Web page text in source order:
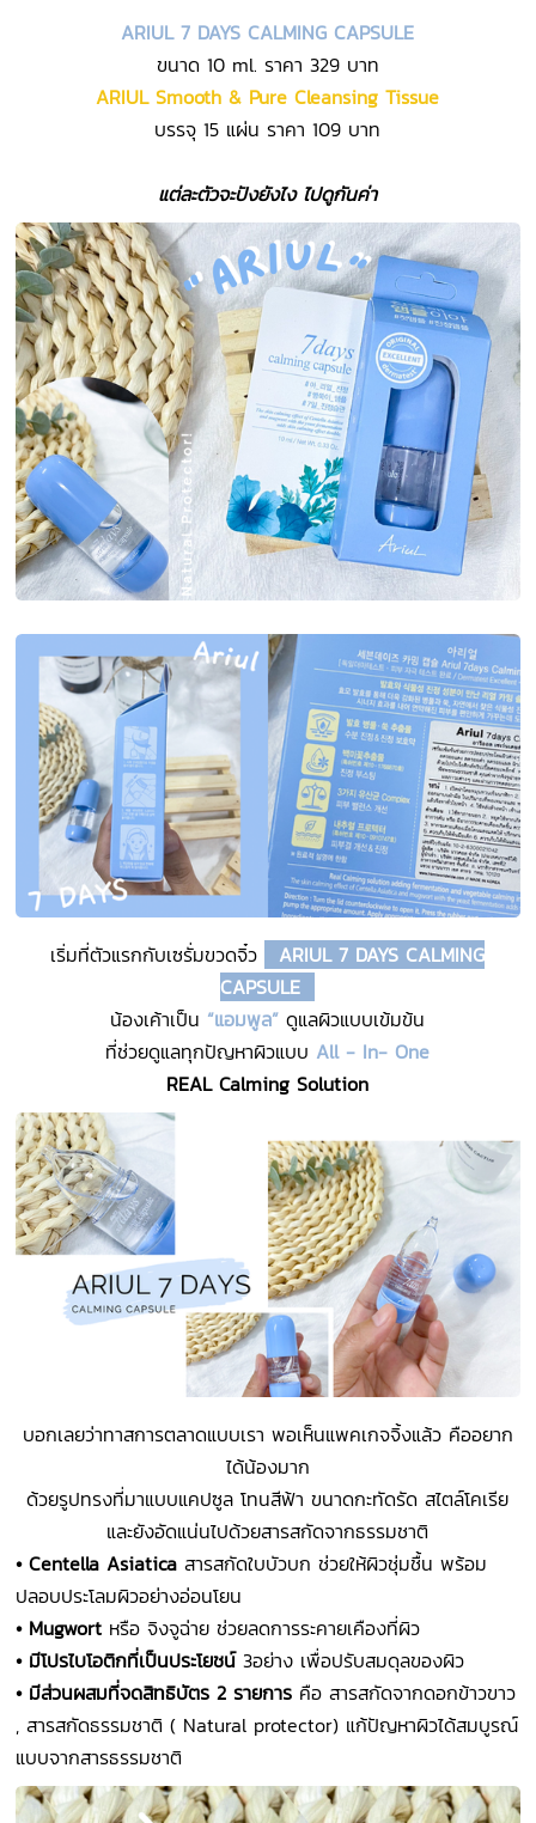
ARIUL 7 DAYS CALMING CAPSULE
ขนาด 10 ml. ราคา 329 บาท
ARIUL Smooth & Pure Cleansing Tissue
บรรจุ 15 แผ่น ราคา 109 บาท
แต่ละตัวจะปังยังไง ไปดูกันค่า
เริ่มที่ตัวแรกกับเซรั่มขวดจิ๋ว
ARIUL 7 DAYS CALMING
CAPSULE
น้องเค้าเป็น “แอมพูล” ดูแลผิวแบบเข้มข้น
ที่ช่วยดูแลทุกปัญหาผิวแบบ All - In- One
REAL Calming Solution
บอกเลยว่าทาสการตลาดแบบเรา พอเห็นแพคเกจจิ้งแล้ว คืออยาก
ได้น้องมาก
ด้วยรูปทรงที่มาแบบแคปซูล โทนสีฟ้า ขนาดกะทัดรัด สไตล์โคเรีย
และยังอัดแน่นไปด้วยสารสกัดจากธรรมชาติ
• Centella Asiaticaสารสกัดใบบัวบก ช่วยให้ผิวชุ่มชื้น พร้อม
ปลอบประโลมผิวอย่างอ่อนโยน
• Mugwort หรือ จิงจูฉ่าย ช่วยลดการระคายเคืองที่ผิว
• มีโปรไบโอติกที่เป็นประโยชน์3อย่าง เพื่อปรับสมดุลของผิว
• มีส่วนผสมที่จดสิทธิบัตร 2 รายการ คือ สารสกัดจากดอกข้าวขาว
, สารสกัดธรรมชาติ ( Natural protector) แก้ปัญหาผิวได้สมบูรณ์
แบบจากสารธรรมชาติ